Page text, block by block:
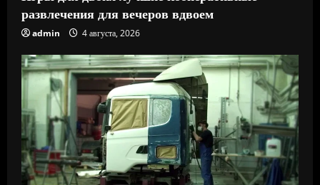
развлечения для вечеров вдвоем
admin 4 августа, 2026